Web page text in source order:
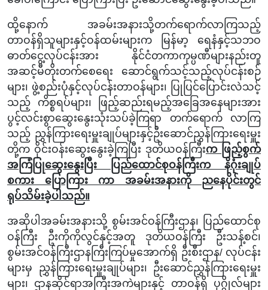
ထို့နောက် အခမ်းအနားသို့တက်ရောက်လာကြသည့်
တာဝန်ရှိသူများနှင့်ဝန်ထမ်းများက
မြန်မာ့ ရေနံနှင့်သဘဝ
ဓာတ်ငွေ့လုပ်ငန်းအား နိုင်ငံတကာကုမ္ပဏီများနည်းတူ
အဆင့်မီတိုးတက်စေရေး ဆောင်ရွက်သင့်သည့်လုပ်ငန်းစဉ်
များ၊ ဖွဲ့စည်းပုံနှင့်လုပ်ငန်းတာဝန်များ၊ ပြုပြင်ပြောင်းလဲသင့်
သည့် ကိစ္စရပ်များ၊ ဖြည့်ဆည်းရမည့်အခြေအနေများအား
ပွင့်လင်းစွာဆွေးနွေးသုံးသပ်ခဲ့ကြရာ တက်ရောက် လာကြ
သည့် ညွှန်ကြားရေးမှူးချုပ်များနှင့်ဦးဆောင်ညွှန်ကြားရေးမှူး
တို့က ဝိုင်းဝန်းဆွေးနွေးခဲ့ကြပြီး ဒုတိယဝန်ကြီးက ဖြည့်စွက်
အကြံပြုဆွေးနွေးပြီး ပြည်ထောင်စုဝန်ကြီးက နိဂုံးချုပ်
စကား ပြောကြား ကာ အခမ်းအနားကို ညနေပိုင်းတွင်
ရုပ်သိမ်းခဲ့ပါသည်။
အဆိုပါအခမ်းအနားသို့ စွမ်းအင်ဝန်ကြီးဌာန၊ ပြည်ထောင်စု
ဝန်ကြီး ဦးကိုကိုလွင်နှင့်အတူ ဒုတိယဝန်ကြီး ဦးသန့်စင်၊
စွမ်းအင်ဝန်ကြီးဌာန ကြီးကြပ်မှုအောက်ရှိ ဦးစီးဌာန/ လုပ်ငန်း
များမှ ညွှန်ကြားရေးမှူးချုပ်များ၊ ဦးဆောင်ညွှန်ကြားရေးမှူး
များ၊ ဌာနဆိုင်ရာအကြီးအကဲများနှင့် တာဝန်ရှိ ပုဂ္ဂိုလ်များ